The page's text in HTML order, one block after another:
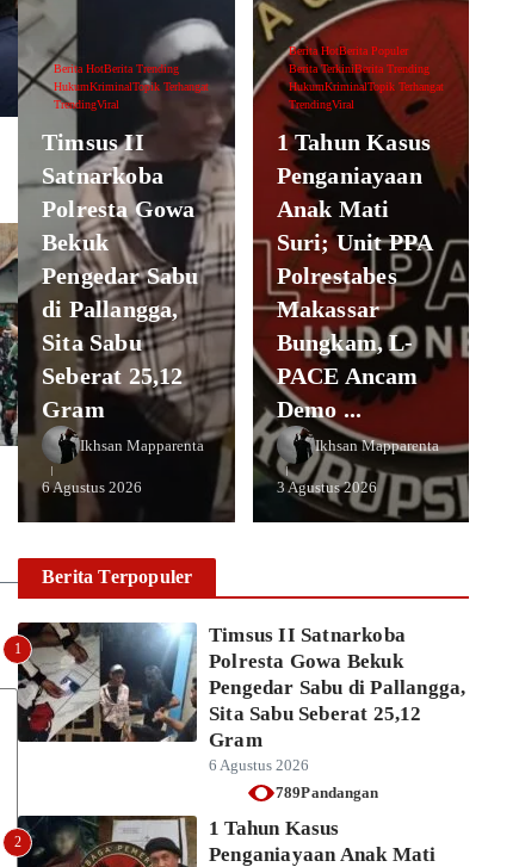
Berita HotBerita Trending
HukumKriminalTopik Terhangat
TrendingViral
Timsus II
Satnarkoba
Polresta Gowa
Bekuk
Pengedar Sabu
di Pallangga,
Sita Sabu
Seberat 25,12
Gram
Ikhsan Mapparenta
6 Agustus 2026
Berita HotBerita Populer
Berita TerkiniBerita Trending
HukumKriminalTopik Terhangat
TrendingViral
1 Tahun Kasus
Penganiayaan
Anak Mati
Suri; Unit PPA
Polrestabes
Makassar
Bungkam, L-
PACE Ancam
Demo ...
Ikhsan Mapparenta
3 Agustus 2026
Berita Terpopuler
1
Timsus II Satnarkoba
Polresta Gowa Bekuk
Pengedar Sabu di Pallangga,
Sita Sabu Seberat 25,12
Gram
6 Agustus 2026
789Pandangan
2
1 Tahun Kasus
Penganiayaan Anak Mati